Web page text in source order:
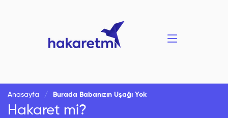
Anasayfa Burada Babanızın Uşağı Yok
Hakaret mi?